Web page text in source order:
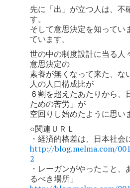
先に「出」が立つ人は、不
す。
そして意思決定を知ってい
ています。
世の中の制度設計に当る人
意思決定の
素養が無くなって来た、な
人の人口構成比が
６割を超えたあたりから
ための苦労」が
空回りし始めたように思い
○関連ＵＲＬ
・経済的格差は、日本社
http://blog.melma.com/
2
・レーガンがやったこと
るべき場所」